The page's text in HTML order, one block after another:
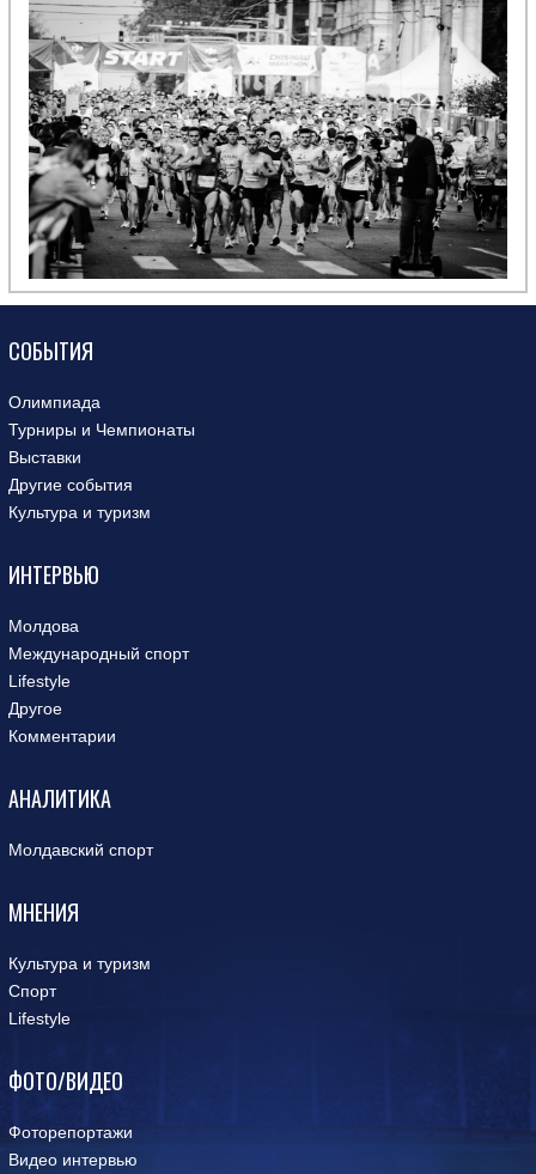
СОБЫТИЯ
Олимпиада
Турниры и Чемпионаты
Выставки
Другие события
Культура и туризм
ИНТЕРВЬЮ
Молдова
Международный спорт
Lifestyle
Другое
Комментарии
АНАЛИТИКА
Молдавский спорт
МНЕНИЯ
Культура и туризм
Спорт
Lifestyle
ФОТО/ВИДЕО
Фоторепортажи
Видео интервью